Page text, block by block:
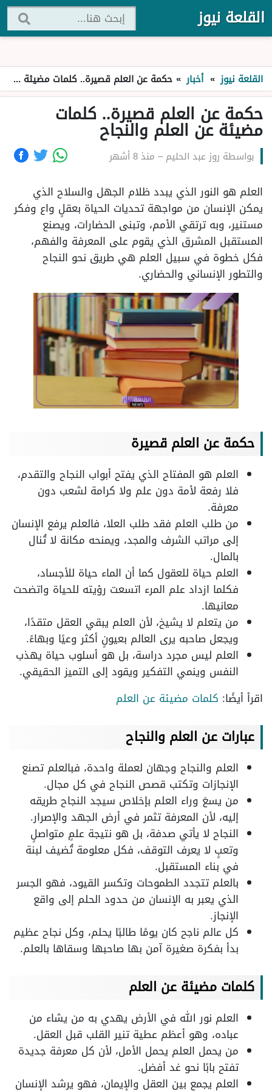
القلعة نيوز
القلعة نيوز » أخبار » حكمة عن العلم قصيرة.. كلمات مضيئة عن العلم والنجاح
حكمة عن العلم قصيرة.. كلمات
مضيئة عن العلم والنجاح
بواسطة روز عبد الحليم– منذ 8 أشهر
العلم هو النور الذي يبدد ظلام الجهل والسلاح الذي
يمكن الإنسان من مواجهة تحديات الحياة بعقلٍ واع وفكر
مستنير، وبه ترتقي الأمم، وتبنى الحضارات، ويصنع
المستقبل المشرق الذي يقوم على المعرفة والفهم،
فكل خطوة في سبيل العلم هي طريق نحو النجاح
والتطور الإنساني والحضاري.
حكمة عن العلم قصيرة
العلم هو المفتاح الذي يفتح أبواب النجاح والتقدم،
فلا رفعة لأمة دون علم ولا كرامة لشعب دون
معرفة.
من طلب العلم فقد طلب العلا، فالعلم يرفع الإنسان
إلى مراتب الشرف والمجد، ويمنحه مكانة لا تُنال
بالمال.
العلم حياة للعقول كما أن الماء حياة للأجساد،
فكلما ازداد علم المرء اتسعت رؤيته للحياة واتضحت
معانيها.
من يتعلم لا يشيخ، لأن العلم يبقي العقل متقدًا،
ويجعل صاحبه يرى العالم بعيونٍ أكثر وعيًا وبهاءً.
العلم ليس مجرد دراسة، بل هو أسلوب حياة يهذب
النفس وينمي التفكير ويقود إلى التميز الحقيقي.
اقرأ أيضًا: كلمات مضيئة عن العلم
عبارات عن العلم والنجاح
العلم والنجاح وجهان لعملة واحدة، فبالعلم تصنع
الإنجازات وتكتب قصص النجاح في كل مجال.
من يسعَ وراء العلم بإخلاص سيجد النجاح طريقه
إليه، لأن المعرفة تثمر في أرض الجهد والإصرار.
النجاح لا يأتي صدفة، بل هو نتيجة علمٍ متواصلٍ
وتعبٍ لا يعرف التوقف، فكل معلومة تُضيف لبنة
في بناء المستقبل.
بالعلم تتجدد الطموحات وتكسر القيود، فهو الجسر
الذي يعبر به الإنسان من حدود الحلم إلى واقع
الإنجاز.
كل عالم ناجح كان يومًا طالبًا يحلم، وكل نجاح عظيم
بدأ بفكرة صغيرة آمن بها صاحبها وسقاها بالعلم.
كلمات مضيئة عن العلم
العلم نور الله في الأرض يهدي به من يشاء من
عباده، وهو أعظم عطية تنير القلب قبل العقل.
من يحمل العلم يحمل الأمل، لأن كل معرفة جديدة
تفتح بابًا نحو غد أفضل.
العلم يجمع بين العقل والإيمان، فهو يرشد الإنسان